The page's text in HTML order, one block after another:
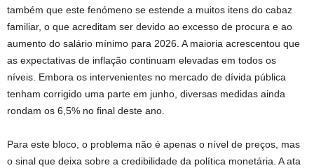
também que este fenómeno se estende a muitos itens do cabaz
familiar, o que acreditam ser devido ao excesso de procura e ao
aumento do salário mínimo para 2026. A maioria acrescentou que
as expectativas de inflação continuam elevadas em todos os
níveis. Embora os intervenientes no mercado de dívida pública
tenham corrigido uma parte em junho, diversas medidas ainda
rondam os 6,5% no final deste ano.
Para este bloco, o problema não é apenas o nível de preços, mas
o sinal que deixa sobre a credibilidade da política monetária. A ata